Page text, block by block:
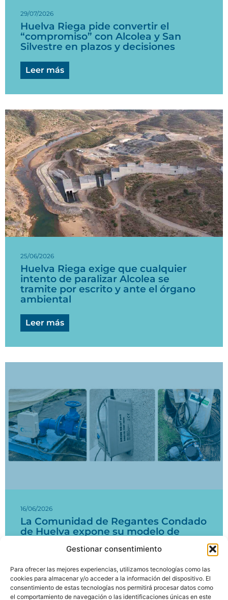
Gestionar consentimiento
Para ofrecer las mejores experiencias, utilizamos tecnologías como las
cookies para almacenar y/o acceder a la información del dispositivo. El
consentimiento de estas tecnologías nos permitirá procesar datos como
el comportamiento de navegación o las identificaciones únicas en este
29/07/2026
Huelva Riega pide convertir el
“compromiso” con Alcolea y San
Silvestre en plazos y decisiones
Leer más
25/06/2026
Huelva Riega exige que cualquier
intento de paralizar Alcolea se
tramite por escrito y ante el órgano
ambiental
Leer más
16/06/2026
La Comunidad de Regantes Condado
de Huelva expone su modelo de
nacional sobre regadío
Leer más